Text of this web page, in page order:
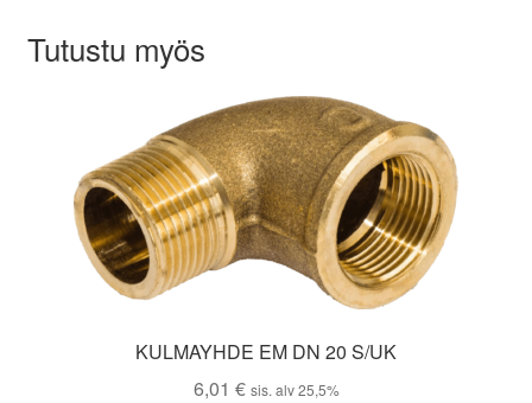
Tutustu myös
KULMAYHDE EM DN 20 S/UK
6,01 € sis. alv 25,5%